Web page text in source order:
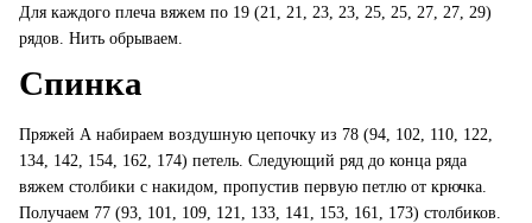
Для каждого плеча вяжем по 19 (21, 21, 23, 23, 25, 25, 27, 27, 29)
рядов. Нить обрываем.
Спинка
Пряжей А набираем воздушную цепочку из 78 (94, 102, 110, 122,
134, 142, 154, 162, 174) петель. Следующий ряд до конца ряда
вяжем столбики с накидом, пропустив первую петлю от крючка.
Получаем 77 (93, 101, 109, 121, 133, 141, 153, 161, 173) столбиков.